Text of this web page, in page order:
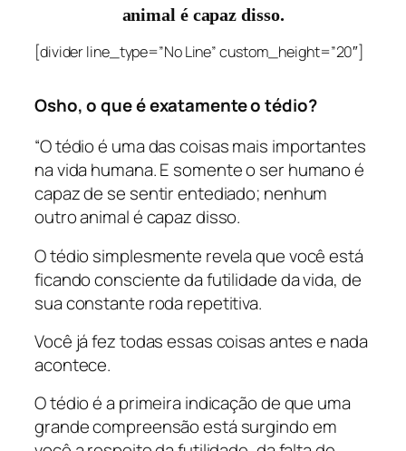
animal é capaz disso.
[divider line_type=”No Line” custom_height=”20″]
Osho, o que é exatamente o tédio?
“O tédio é uma das coisas mais importantes
na vida humana. E somente o ser humano é
capaz de se sentir entediado; nenhum
outro animal é capaz disso.
O tédio simplesmente revela que você está
ficando consciente da futilidade da vida, de
sua constante roda repetitiva.
Você já fez todas essas coisas antes e nada
acontece.
O tédio é a primeira indicação de que uma
grande compreensão está surgindo em